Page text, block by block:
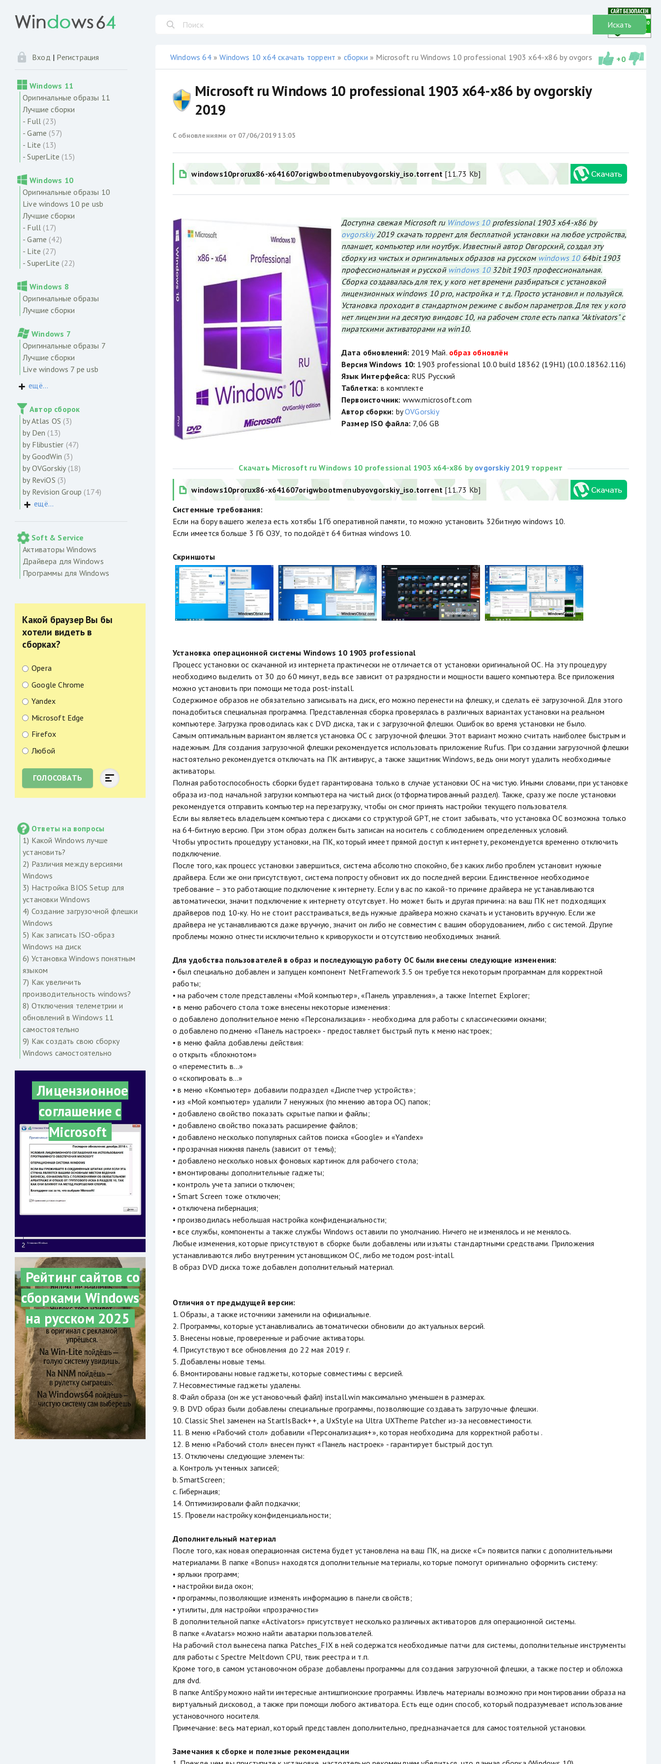
Искать
Windows 64»Windows 10 x64 скачать торрент » сборки » Microsoft ru Windows 10 professional 1903 x64-x86 by ovgorskiy 2019
+0
Microsoft ru Windows 10 professional 1903 x64-x86 by ovgorskiy
2019
С обновлениями от 07/06/2019 13:05
windows10prorux86-x641607origwbootmenubyovgorskiy_iso.torrent[11.73 Kb]
Доступна свежая Microsoft ru Windows 10professional 1903 x64-x86 by
ovgorskiy2019 скачать торрент для бесплатной установки на любое устройства,
планшет, компьютер или ноутбук. Известный автор Овгорский, создал эту
сборку из чистых и оригинальных образов на русском windows 1064bit 1903
профессиональная и русской windows 1032bit 1903 профессиональная.
Сборка создавалась для тех, у кого нет времени разбираться с установкой
лицензионных windows 10 pro, настройка и т д. Просто установил и пользуйся.
Установка проходит в стандартном режиме с выбом параметров. Для тех у кого
нет лицензии на десятую виндовс 10, на рабочем столе есть папка "Aktivators" с
пиратскими активаторами на win10.
Дата обновлений: 2019 Май. образ обновлён
Версия Windows 10: 1903 professional 10.0 build 18362 (19H1) (10.0.18362.116)
Язык Интерфейса: RUS Русский
Таблетка: в комплекте
Первоисточник: www.microsoft.com
Автор сборки: byOVGorskiy
Размер ISO файла: 7,06 GB
Скачать Microsoft ru Windows 10 professional 1903 x64-x86 by ovgorskiy2019 торрент
windows10prorux86-x641607origwbootmenubyovgorskiy_iso.torrent[11.73 Kb]
Системные требования:
Если на бору вашего железа есть хотябы 1Гб оперативной памяти, то можно установить 32битную windows 10.
Если имеется больше 3 Гб ОЗУ, то подойдёт 64 битная windows 10.
Скриншоты
Установка операционной системы Windows 10 1903 professional
Процесс установки ос скачанной из интернета практически не отличается от установки оригинальной ОС. На эту процедуру
необходимо выделить от 30 до 60 минут, ведь все зависит от разрядности и мощности вашего компьютера. Все приложения
можно установить при помощи метода post-install.
Содержимое образов не обязательно записывать на диск, его можно перенести на флешку, и сделать её загрузочной. Для этого
понадобиться специальная программа. Представленная сборка проверялась в различных вариантах установки на реальном
компьютере. Загрузка проводилась как с DVD диска, так и с загрузочной флешки. Ошибок во время установки не было.
Самым оптимальным вариантом является установка ОС с загрузочной флешки. Этот вариант можно считать наиболее быстрым и
надежным. Для создания загрузочной флешки рекомендуется использовать приложение Rufus. При создании загрузочной флешки
настоятельно рекомендуется отключать на ПК антивирус, а также защитник Windows, ведь они могут удалить необходимые
активаторы.
Полная работоспособность сборки будет гарантирована только в случае установки ОС на чистую. Иными словами, при установке
образа из-под начальной загрузки компьютера на чистый диск (отформатированный раздел). Также, сразу же после установки
рекомендуется отправить компьютер на перезагрузку, чтобы он смог принять настройки текущего пользователя.
Если вы являетесь владельцем компьютера с дисками со структурой GPT, не стоит забывать, что установка ОС возможна только
на 64-битную версию. При этом образ должен быть записан на носитель с соблюдением определенных условий.
Чтобы упростить процедуру установки, на ПК, который имеет прямой доступ к интернету, рекомендуется временно отключить
подключение.
После того, как процесс установки завершиться, система абсолютно спокойно, без каких либо проблем установит нужные
драйвера. Если же они присутствуют, система попросту обновит их до последней версии. Единственное необходимое
требование – это работающие подключение к интернету. Если у вас по какой-то причине драйвера не устанавливаются
автоматически, значит подключение к интернету отсутсвует. Но может быть и другая причина: на ваш ПК нет подходящих
драйверов под 10-ку. Но не стоит расстраиваться, ведь нужные драйвера можно скачать и установить вручную. Если же
драйвера не устанавливаются даже вручную, значит он либо не совместим с вашим оборудованием, либо с системой. Другие
проблемы можно отнести исключительно к криворукости и отсутствию необходимых знаний.
Для удобства пользователей в образ и последующую работу ОС были внесены следующие изменения:
• был специально добавлен и запущен компонент NetFramework 3.5 он требуется некоторым программам для корректной
работы;
• на рабочем столе представлены «Мой компьютер», «Панель управления», а также Internet Explorer;
• в меню рабочего стола тоже внесены некоторые изменения:
o добавлено дополнительное меню «Персонализация» - необходима для работы с классическими окнами;
o добавлено подменю «Панель настроек» - предоставляет быстрый путь к меню настроек;
• в меню файла добавлены действия:
o открыть «блокнотом»
o «переместить в…»
o «скопировать в…»
• в меню «Компьютер» добавили подраздел «Диспетчер устройств»;
• из «Мой компьютер» удалили 7 ненужных (по мнению автора ОС) папок;
• добавлено свойство показать скрытые папки и файлы;
• добавлено свойство показать расширение файлов;
• добавлено несколько популярных сайтов поиска «Google» и «Yandex»
• прозрачная нижняя панель (зависит от темы);
• добавлено несколько новых фоновых картинок для рабочего стола;
• вмонтированы дополнительные гаджеты;
• контроль учета записи отключен;
• Smart Screen тоже отключен;
• отключена гибернация;
• производилась небольшая настройка конфиденциальности;
• все службы, компоненты а также службы Windows оставили по умолчанию. Ничего не изменялось и не менялось.
Любые изменения, которые присутствуют в сборке были добавлены или изъяты стандартными средствами. Приложения
устанавливаются либо внутренним установщиком ОС, либо методом post-intall.
В образ DVD диска тоже добавлен дополнительный материал.
Отличия от предыдущей версии:
1. Образы, а также источники заменили на официальные.
2. Программы, которые устанавливались автоматически обновили до актуальных версий.
3. Внесены новые, проверенные и рабочие активаторы.
4. Присутствуют все обновления до 22 мая 2019 г.
5. Добавлены новые темы.
6. Вмонтированы новые гаджеты, которые совместимы с версией.
7. Несовместимые гаджеты удалены.
8. Файл образа (он же установочный файл) install.win максимально уменьшен в размерах.
9. В DVD образ были добавлены специальные программы, позволяющие создавать загрузочные флешки.
10. Classic Shel заменен на StartIsBack++, а UxStyle на Ultra UXTheme Patcher из-за несовместимости.
11. В меню «Рабочий стол» добавили «Персонализация+», которая необходима для корректной работы .
12. В меню «Рабочий стол» внесен пункт «Панель настроек» - гарантирует быстрый доступ.
13. Отключены следующие элементы:
a. Контроль учтенных записей;
b. SmartScreen;
c. Гибернация;
14. Оптимизировали файл подкачки;
15. Провели настройку конфиденциальности;
Дополнительный материал
После того, как новая операционная система будет установлена на ваш ПК, на диске «С» появится папки с дополнительными
материалами. В папке «Bonus» находятся дополнительные материалы, которые помогут оригинально оформить систему:
• ярлыки программ;
• настройки вида окон;
• программы, позволяющие изменять информацию в панели свойств;
• утилиты, для настройки «прозрачности»
В дополнительной папке «Activators» присутствует несколько различных активаторов для операционной системы.
В папке «Avatars» можно найти аватарки пользователей.
На рабочий стол вынесена папка Patches_FIX в ней содержатся необходимые патчи для системы, дополнительные инструменты
для работы с Spectre Meltdown CPU, твик реестра и т.п.
Кроме того, в самом установочном образе добавлены программы для создания загрузочной флешки, а также постер и обложка
для dvd.
В папке AntiSpy можно найти интересные антишпионские программы. Извлечь материалы возможно при монтировании образа на
виртуальный дисковод, а также при помощи любого активатора. Есть еще один способ, который подразумевает использование
установочного носителя.
Примечание: весь материал, который представлен дополнительно, предназначается для самостоятельной установки.
Замечания к сборке и полезные рекомендации
Вход | Регистрация
Windows 11
Оригинальные образы 11
Лучшие сборки
- Full (23)
- Game (57)
- Lite (13)
- SuperLite (15)
Windows 10
Оригинальные образы 10
Live windows 10 pe usb
Лучшие сборки
- Full (17)
- Game (42)
- Lite (27)
- SuperLite (22)
Windows 8
Оригинальные образы
Лучшие сборки
Windows 7
Оригинальные образы 7
Лучшие сборки
Live windows 7 pe usb
ещё...
Автор сборок
by Atlas OS (3)
by Den (13)
by Flibustier (47)
by GoodWin (3)
by OVGorskiy (18)
by ReviOS (3)
by Revision Group (174)
ещё...
Soft & Service
Активаторы Windows
Драйвера для Windows
Программы для Windows
Какой браузер Вы бы
хотели видеть в
сборках?
Opera
Google Chrome
Yandex
Microsoft Edge
Firefox
Любой
ГОЛОСОВАТЬ
Ответы на вопросы
1) Какой Windows лучше
установить?
2) Различия между версиями
Windows
3) Настройка BIOS Setup для
установки Windows
4) Создание загрузочной флешки
Windows
5) Как записать ISO-образ
Windows на диск
6) Установка Windows понятным
языком
7) Как увеличить
производительность windows?
8) Отключения телеметрии и
обновлений в Windows 11
самостоятельно
9) Как создать свою сборку
Windows самостоятельно
Лицензионное
соглашение с
Microsoft
Рейтинг сайтов со
сборками Windows
на русском 2025